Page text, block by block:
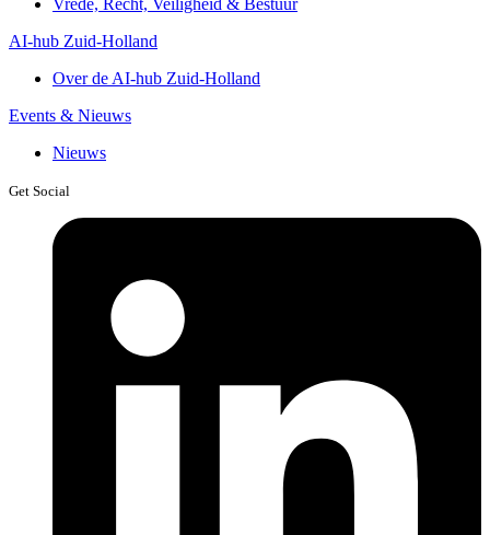
Vrede, Recht, Veiligheid & Bestuur
AI-hub Zuid-Holland
Over de AI-hub Zuid-Holland
Events & Nieuws
Nieuws
Get Social